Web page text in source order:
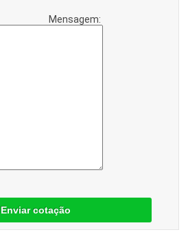
Mensagem:
Enviar cotação